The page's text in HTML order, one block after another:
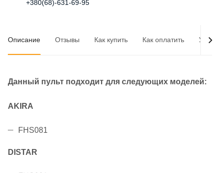
+380(68)-631-69-95
Описание Отзывы Как купить Как оплатить
Данный пульт подходит для следующих моделей:
AKIRA
FHS081
DISTAR